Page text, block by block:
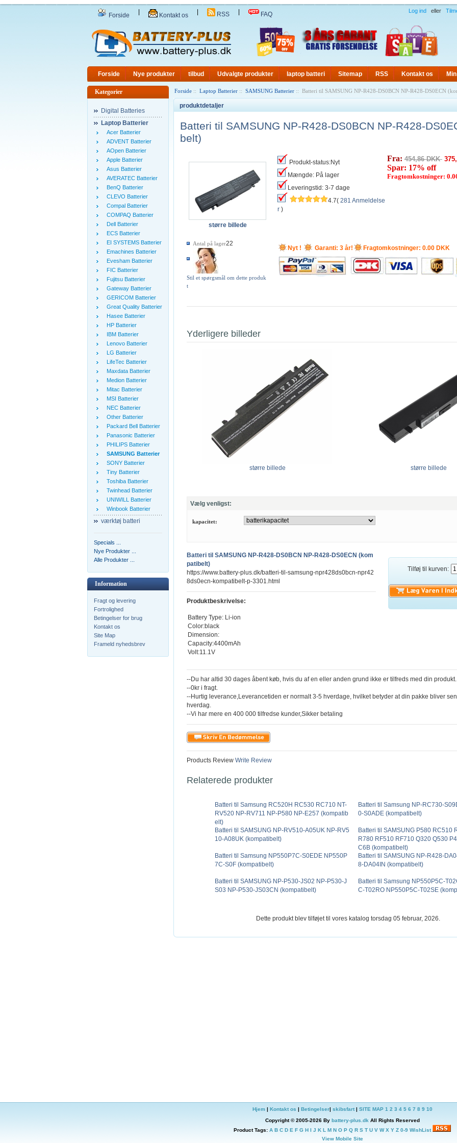
Forside Kontakt os RSS FAQ Log ind eller
Forside Nye produkter tilbud Udvalgte produkter laptop batteri Sitemap RSS Kontakt os
Kategorier
Digital Batteries
Laptop Batterier
Acer Batterier
ADVENT Batterier
AOpen Batterier
Apple Batterier
Asus Batterier
AVERATEC Batterier
BenQ Batterier
CLEVO Batterier
Compal Batterier
COMPAQ Batterier
Dell Batterier
ECS Batterier
EI SYSTEMS Batterier
Emachines Batterier
Evesham Batterier
FIC Batterier
Fujitsu Batterier
Gateway Batterier
GERICOM Batterier
Great Quality Batterier
Hasee Batterier
HP Batterier
IBM Batterier
Lenovo Batterier
LG Batterier
LifeTec Batterier
Maxdata Batterier
Medion Batterier
Mitac Batterier
MSI Batterier
NEC Batterier
Other Batterier
Packard Bell Batterier
Panasonic Batterier
PHILIPS Batterier
SAMSUNG Batterier
SONY Batterier
Tiny Batterier
Toshiba Batterier
Twinhead Batterier
UNIWILL Batterier
Winbook Batterier
værktøj batteri
Specials ...
Nye Produkter ...
Alle Produkter ...
Information
Fragt og levering
Fortrolighed
Betingelser for brug
Kontakt os
Site Map
Frameld nyhedsbrev
Forside :: Laptop Batterier :: SAMSUNG Batterier :: Batteri til SAMSUNG NP-R428-DS0BCN NP-R428-DS0ECN
produktdetaljer
Batteri til SAMSUNG NP-R428-DS0BCN NP-R428-
belt)
større billede
Antal på lager22
Stil et spørgsmål om dette produk
t
Produkt-status:Nyt
Mængde: På lager
Leveringstid: 3-7 dage
4.7( 281 Anmeldelse
r )
Fra: 454,86 DKK
Spar: 17% off
Fragtomkostninger:
Nyt ! Garanti: 3 år! Fragtomkostninger: 0.00 DKK
Yderligere billeder
større billede større billede
Vælg venligst:
kapacitet:
Tilføj til kurven:
Batteri til SAMSUNG NP-R428-DS0BCN NP-R428-DS0ECN (kom
patibelt)
https://www.battery-plus.dk/batteri-til-samsung-npr428ds0bcn-npr42
8ds0ecn-kompatibelt-p-3301.html
Produktbeskrivelse:
Battery Type: Li-ion
Color:black
Dimension:
Capacity:4400mAh
Volt:11.1V
--Du har altid 30 dages åbent køb, hvis du af en eller anden grund ikke er tilfreds med din produkt.
--0kr i fragt.
--Hurtig leverance,Leverancetiden er normalt 3-5 hverdage, hvilket betyder at din pakke bliver
hverdag.
--Vi har mere en 400 000 tilfredse kunder,Sikker betaling
Products Review Write Review
Relaterede produkter
Batteri til Samsung RC520H RC530 RC710 NT-
RV520 NP-RV711 NP-P580 NP-E257 (kompatib
elt)
Batteri til Samsung NP-RC730-
0-S0ADE (kompatibelt)
Batteri til SAMSUNG NP-RV510-A05UK NP-RV5
10-A08UK (kompatibelt)
Batteri til SAMSUNG P580 RC510
R780 RF510 RF710 Q320 Q530
C6B (kompatibelt)
Batteri til Samsung NP550P7C-S0EDE NP550P
7C-S0F (kompatibelt)
Batteri til SAMSUNG NP-R428-
8-DA04IN (kompatibelt)
Batteri til SAMSUNG NP-P530-JS02 NP-P530-J
S03 NP-P530-JS03CN (kompatibelt)
Batteri til Samsung NP550P5C-
C-T02RO NP550P5C-T02SE
Dette produkt blev tilføjet til vores katalog torsdag 05 februar, 2026.
Hjem| Kontakt os Betingelser| skibsfart| SITE MAP 1 2 3 4 5 6 7 8 9 10
Copyright © 2005-2026 By battery-plus.dkAll Rights Reserved
Product Tags: A B C D E F G H J K L M N O P Q R S T U V W X Y Z 0-9 WishList
View Mobile Site